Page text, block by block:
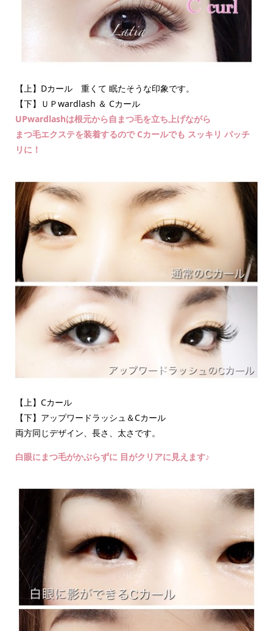
【上】Dカール 重くて 眠たそうな印象です。
【下】ＵＰwardlash ＆ Cカール
UPwardlashは根元から自まつ毛を立ち上げながら
まつ毛エクステを装着するので Cカールでも スッキリ パッチ
リに！
【上】Cカール
【下】アップワードラッシュ＆Cカール
両方同じデザイン、長さ、太さです。
白眼にまつ毛がかぶらずに 目がクリアに見えます♪